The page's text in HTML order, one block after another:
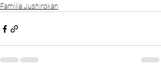
Familia Jushirokan